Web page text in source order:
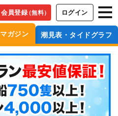
会員登録（無料） ログイン
マガジン 潮見表・タイドグラフ